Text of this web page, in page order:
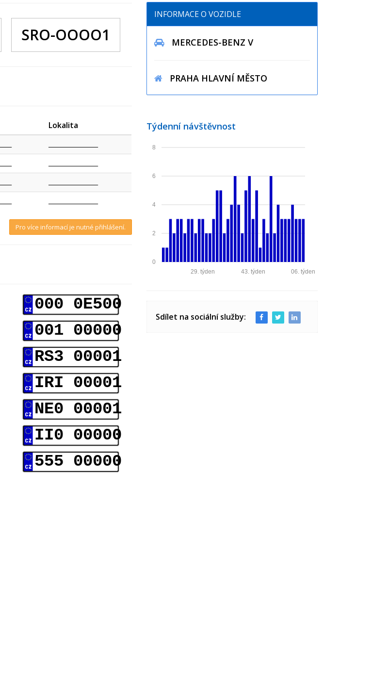
SRO-OOOO1
Lokalita
Pro více informací je nutné přihlášení.
000 0E500
001 00000
RS3 00001
IRI 00001
NE0 00001
II0 00000
555 00000
INFORMACE O VOZIDLE
MERCEDES-BENZ V
PRAHA HLAVNÍ MĚSTO
Týdenní návštěvnost
0
2
4
6
8
06. týden
43. týden
29. týden
Sdílet na sociální služby: